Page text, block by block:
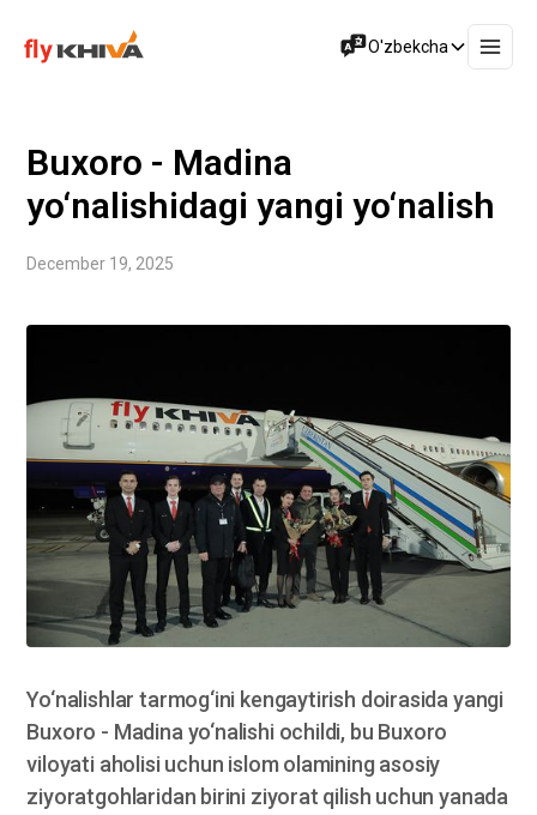
O'zbekcha
Buxoro - Madina
yo‘nalishidagi yangi yo‘nalish
December 19, 2025
Yo‘nalishlar tarmog‘ini kengaytirish doirasida yangi
Buxoro - Madina yo‘nalishi ochildi, bu Buxoro
viloyati aholisi uchun islom olamining asosiy
ziyoratgohlaridan birini ziyorat qilish uchun yanada